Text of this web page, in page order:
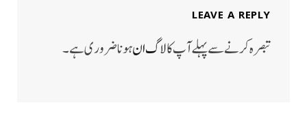
LEAVE A REPLY
تبصرہ کرنے سے پہلے آپ کالاگ انہونا ضروری ہے۔